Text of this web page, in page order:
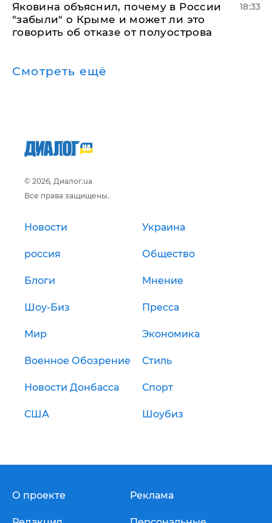
Яковина объяснил, почему в России
"забыли" о Крыме и может ли это
говорить об отказе от полуострова
18:33
Смотреть ещё
© 2026, Диалог.ua
Все права защищены.
Новости Украина
россия Общество
Блоги Мнение
Шоу-Биз Пресса
Мир Экономика
Военное Обозрение Стиль
Новости Донбасса Спорт
США Шоубиз
О проекте Реклама